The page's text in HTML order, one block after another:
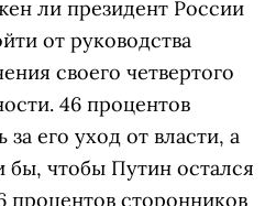
ли президент России
от руководства
своего четвертого
46 процентов
за его уход от власти, а
бы, чтобы Путин остался
процентов сторонников